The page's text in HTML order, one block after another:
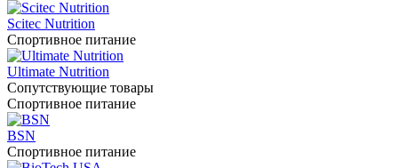
Scitec Nutrition
Спортивное питание
Ultimate Nutrition
Сопутствующие товары
Спортивное питание
BSN
Спортивное питание